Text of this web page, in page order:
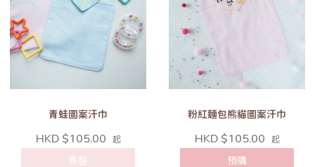
青蛙圖案汗巾
HKD $105.00 起
售罄
粉紅麵包熊貓圖案汗巾
HKD $105.00 起
預購